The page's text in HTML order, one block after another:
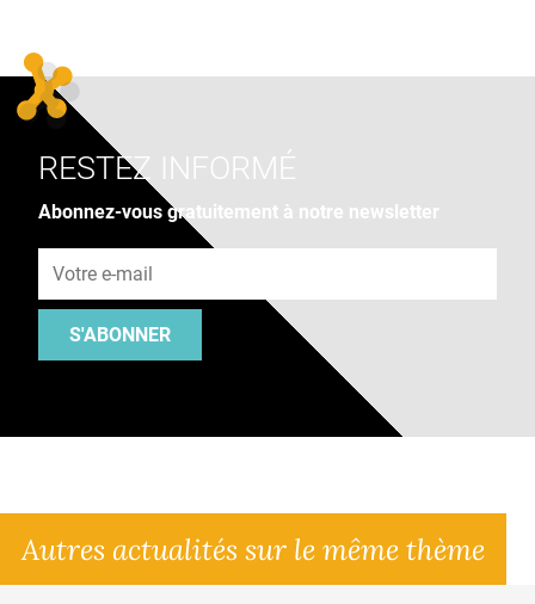
RESTEZ INFORMÉ
Abonnez-vous gratuitement à notre newsletter
S'ABONNER
Autres actualités sur le même thème